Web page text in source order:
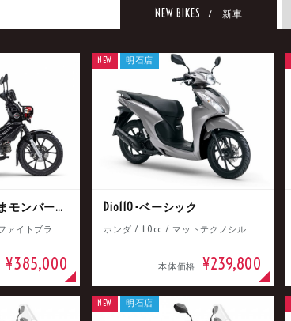
NEW BIKES / 新車
クロスカブ110 くまモンバージョン
ホンダ / 110cc / グラファイトブラック
¥385,000
Dio110･ベーシック
ホンダ / 110cc / マットテクノシルバーメタリック
本体価格 ¥239,800
NEW 明石店
NEW 明石店